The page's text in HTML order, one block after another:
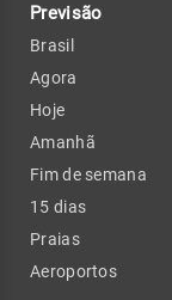
Previsão
Brasil
Agora
Hoje
Amanhã
Fim de semana
15 dias
Praias
Aeroportos